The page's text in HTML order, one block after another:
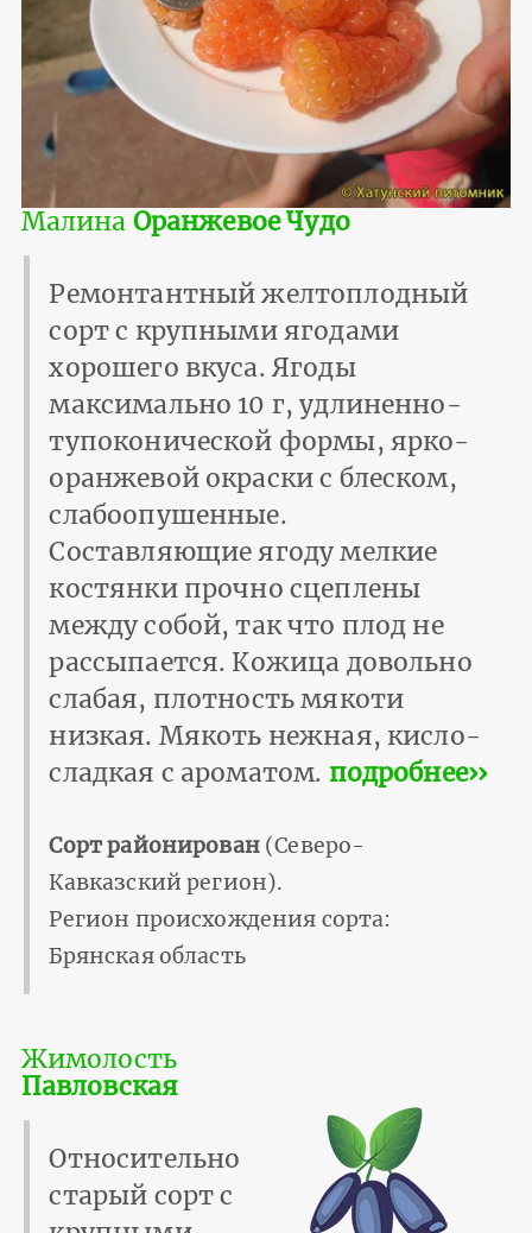
Малина Оранжевое Чудо
Ремонтантный желтоплодный
сорт с крупными ягодами
хорошего вкуса. Ягоды
максимально 10 г, удлиненно-
тупоконической формы, ярко-
оранжевой окраски с блеском,
слабоопушенные.
Составляющие ягоду мелкие
костянки прочно сцеплены
между собой, так что плод не
рассыпается. Кожица довольно
слабая, плотность мякоти
низкая. Мякоть нежная, кисло-
сладкая с ароматом. подробнее››
Сорт районирован(Северо-
Кавказский регион).
Регион происхождения сорта:
Брянская область
Жимолость
Павловская
Относительно
старый сорт с